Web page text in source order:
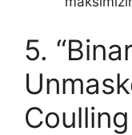
5.
Coulling